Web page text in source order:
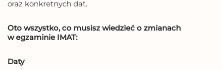
oraz konkretnych dat.
Oto wszystko, co musisz wiedzieć o zmianach
w egzaminie IMAT:
Daty